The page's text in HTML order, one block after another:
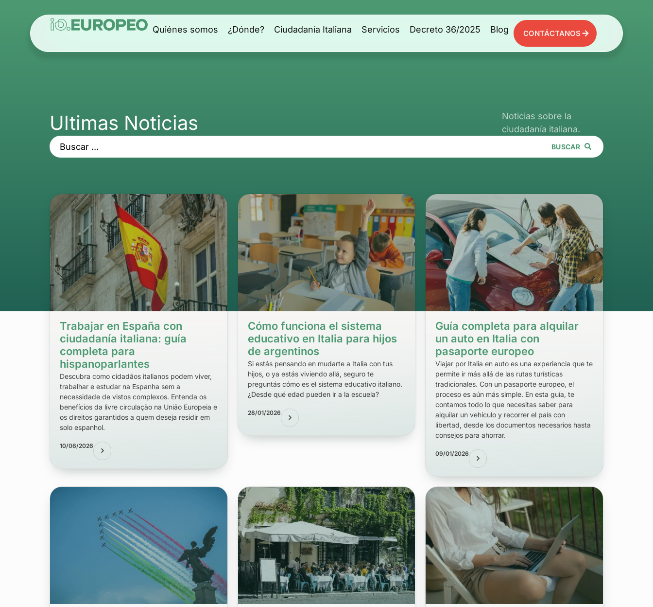
Quiénes somos ¿Dónde? Ciudadanía Italiana Servicios Decreto 36/2025 Blog CONTÁCTANOS
Ultimas Noticias
Noticias sobre la
ciudadanía italiana.
BUSCAR
Trabajar en España con
ciudadanía italiana: guía
completa para
hispanoparlantes
Descubra como cidadãos italianos podem viver,
trabalhar e estudar na Espanha sem a
necessidade de vistos complexos. Entenda os
benefícios da livre circulação na União Europeia e
os direitos garantidos a quem deseja residir em
solo espanhol.
10/06/2026
Cómo funciona el sistema
educativo en Italia para hijos
de argentinos
Si estás pensando en mudarte a Italia con tus
hijos, o ya estás viviendo allá, seguro te
preguntás cómo es el sistema educativo italiano.
¿Desde qué edad pueden ir a la escuela?
28/01/2026
Guía completa para alquilar
un auto en Italia con
pasaporte europeo
Viajar por Italia en auto es una experiencia que te
permite ir más allá de las rutas turísticas
tradicionales. Con un pasaporte europeo, el
proceso es aún más simple. En esta guía, te
contamos todo lo que necesitas saber para
alquilar un vehículo y recorrer el país con
libertad, desde los documentos necesarios hasta
consejos para ahorrar.
09/01/2026